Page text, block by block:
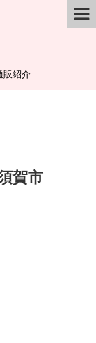
販紹介
賀市